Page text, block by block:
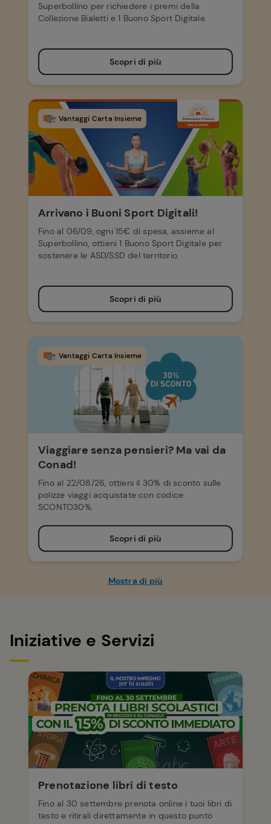
Superbollino per richiedere i premi della
Collezione Bialetti e 1 Buono Sport Digitale.
Scopri di più
Vantaggi Carta Insieme
Arrivano i Buoni Sport Digitali!
Fino al 06/09, ogni 15€ di spesa, assieme al
Superbollino, ottieni 1 Buono Sport Digitale per
sostenere le ASD/SSD del territorio.
Scopri di più
Vantaggi Carta Insieme
Viaggiare senza pensieri? Ma vai da
Conad!
Fino al 22/08/26, ottieni il 30% di sconto sulle
polizze viaggi acquistate con codice
SCONTO30%.
Scopri di più
Mostra di più
Iniziative e Servizi
Prenotazione libri di testo
Fino al 30 settembre prenota online i tuoi libri di
testo e ritirali direttamente in questo punto